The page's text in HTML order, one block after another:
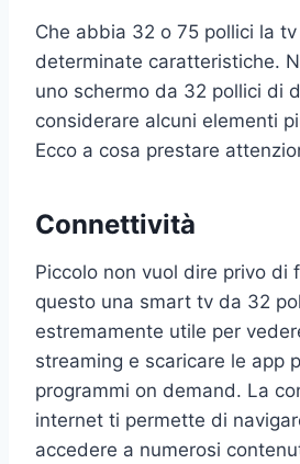
Che abbia 32 o 75 pollici la
determinate caratteristiche.
uno schermo da 32 pollici di
considerare alcuni elementi
Ecco a cosa prestare
Connettività
Piccolo non vuol dire privo di
questo una smart tv da 32
estremamente utile per
streaming e scaricare le app
programmi on demand. La
internet ti permette di
accedere a numerosi